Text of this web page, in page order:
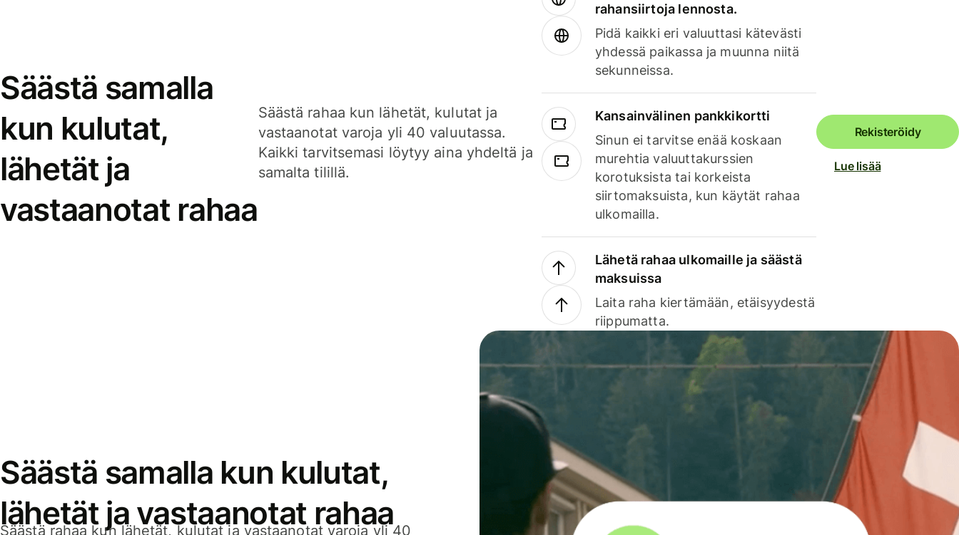
Säästä samalla
kun kulutat,
lähetät ja
vastaanotat rahaa
Säästä rahaa kun lähetät, kulutat ja
vastaanotat varoja yli 40 valuutassa.
Kaikki tarvitsemasi löytyy aina yhdeltä ja
samalta tilillä.
rahansiirtoja lennosta.
Pidä kaikki eri valuuttasi kätevästi
yhdessä paikassa ja muunna niitä
sekunneissa.
Kansainvälinen pankkikortti
Sinun ei tarvitse enää koskaan
murehtia valuuttakurssien
korotuksista tai korkeista
siirtomaksuista, kun käytät rahaa
ulkomailla.
Lähetä rahaa ulkomaille ja säästä
maksuissa
Laita raha kiertämään, etäisyydestä
riippumatta.
Rekisteröidy
Lue lisää
Säästä samalla kun kulutat,
lähetät ja vastaanotat rahaa
Säästä rahaa kun lähetät, kulutat ja vastaanotat varoja yli 40